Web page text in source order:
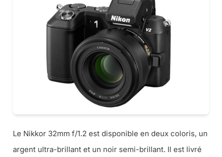
Le Nikkor 32mm f/1.2 est disponible en deux coloris, un
argent ultra-brillant et un noir semi-brillant. Il est livré